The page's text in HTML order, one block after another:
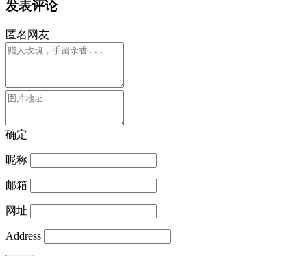
发表评论
匿名网友
确定
昵称
邮箱
网址
Address